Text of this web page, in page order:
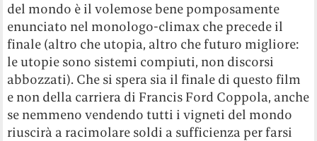
del mondo è il volemose bene pomposamente
enunciato nel monologo-climax che precede il
finale (altro che utopia, altro che futuro migliore:
le utopie sono sistemi compiuti, non discorsi
abbozzati). Che si spera sia il finale di questo film
e non della carriera di Francis Ford Coppola, anche
se nemmeno vendendo tutti i vigneti del mondo
riuscirà a racimolare soldi a sufficienza per farsi